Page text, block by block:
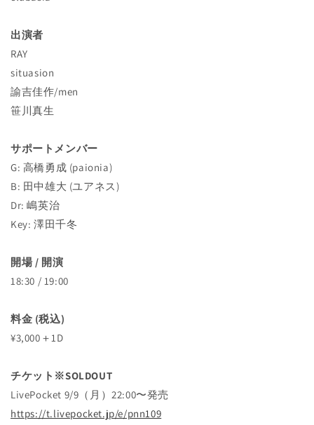
出演者
RAY
situasion
諭吉佳作/men
笹川真生
サポートメンバー
G: 高橋勇成 (paionia)
B: 田中雄大 (ユアネス)
Dr: 嶋英治
Key: 澤田千冬
開場 / 開演
18:30 / 19:00
料金 (税込)
¥3,000＋1D
チケット※SOLDOUT
LivePocket 9/9（月）22:00〜発売
https://t.livepocket.jp/e/pnn109